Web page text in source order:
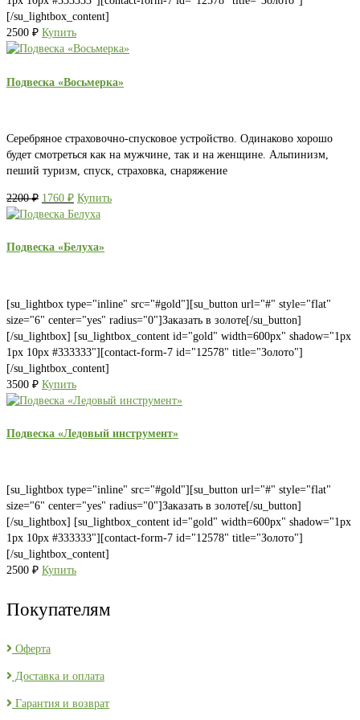
[/su_lightbox_content]
2500 ₽ Купить
Подвеска «Восьмерка»
Серебряное страховочно-спусковое устройство. Одинаково хорошо
будет смотреться как на мужчине, так и на женщине. Альпинизм,
пеший туризм, спуск, страховка, снаряжение
2200₽ Первоначальная
цена
2200 ₽.
1760 ₽Текущая
цена:
Купить
Подвеска «Белуха»
[su_lightbox type="inline" src="#gold"][su_button url="#" style="flat"
size="6" center="yes" radius="0"]Заказать в золоте[/su_button]
[/su_lightbox] [su_lightbox_content id="gold" width=600px" shadow="1px
1px 10px #333333"][contact-form-7 id="12578" title="Золото"]
[/su_lightbox_content]
3500 ₽ Купить
Подвеска «Ледовый инструмент»
[su_lightbox type="inline" src="#gold"][su_button url="#" style="flat"
size="6" center="yes" radius="0"]Заказать в золоте[/su_button]
[/su_lightbox] [su_lightbox_content id="gold" width=600px" shadow="1px
1px 10px #333333"][contact-form-7 id="12578" title="Золото"]
[/su_lightbox_content]
2500 ₽ Купить
Покупателям
Оферта
Доставка и оплата
Гарантия и возврат